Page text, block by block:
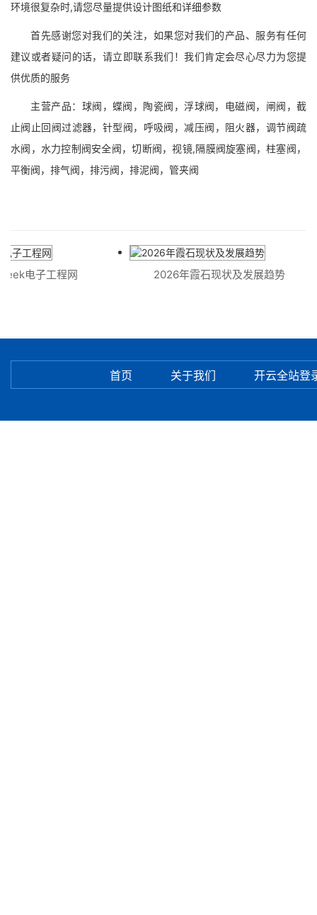
环境很复杂时,请您尽量提供设计图纸和详细参数
首先感谢您对我们的关注，如果您对我们的产品、服务有任何
建议或者疑问的话，请立即联系我们！我们肯定会尽心尽力为您提
供优质的服务
主营产品：球阀，蝶阀，陶瓷阀，浮球阀，电磁阀，闸阀，截
止阀止回阀过滤器，针型阀，呼吸阀，减压阀，阻火器，调节阀疏
水阀，水力控制阀安全阀，切断阀，视镜,隔膜阀旋塞阀，柱塞阀，
平衡阀，排气阀，排污阀，排泥阀，管夹阀
电子工程网 2026年霞石现状及发展趋势
首页 关于我们 开云全站登